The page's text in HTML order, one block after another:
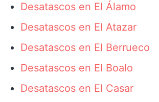
Desatascos en El Álamo
Desatascos en El Atazar
Desatascos en El Berrueco
Desatascos en El Boalo
Desatascos en El Casar